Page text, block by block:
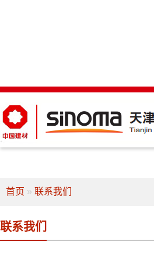
首页 » 联系我们
联系我们